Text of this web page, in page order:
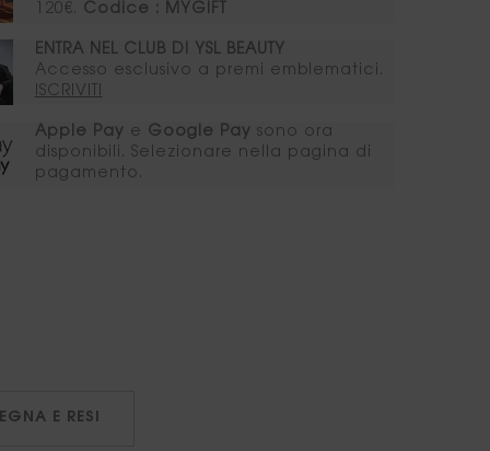
120€. Codice : MYGIFT
ENTRA NEL CLUB DI YSL BEAUTY​ ​
Accesso esclusivo a premi emblematici. ​
ISCRIVITI​​​
Apple Pay e Google Pay sono ora
disponibili. Selezionare nella pagina di
pagamento.
E RESI